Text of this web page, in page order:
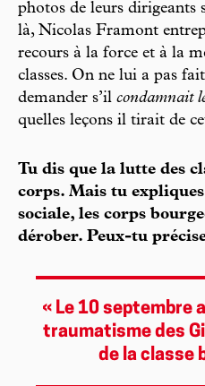
photos de leurs dirigeants
là, Nicolas Framont
recours à la force et à la
classes. On ne lui a pas
demander s’il condamnait
quelles leçons il tirait de
Tu dis que la lutte des
corps. Mais tu
sociale, les corps
dérober. Peux-tu
« Le 10 septembre
traumatisme des
de la classe